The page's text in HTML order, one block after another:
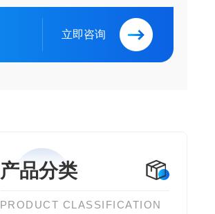
立即咨询
产品分类
PRODUCT CLASSIFICATION